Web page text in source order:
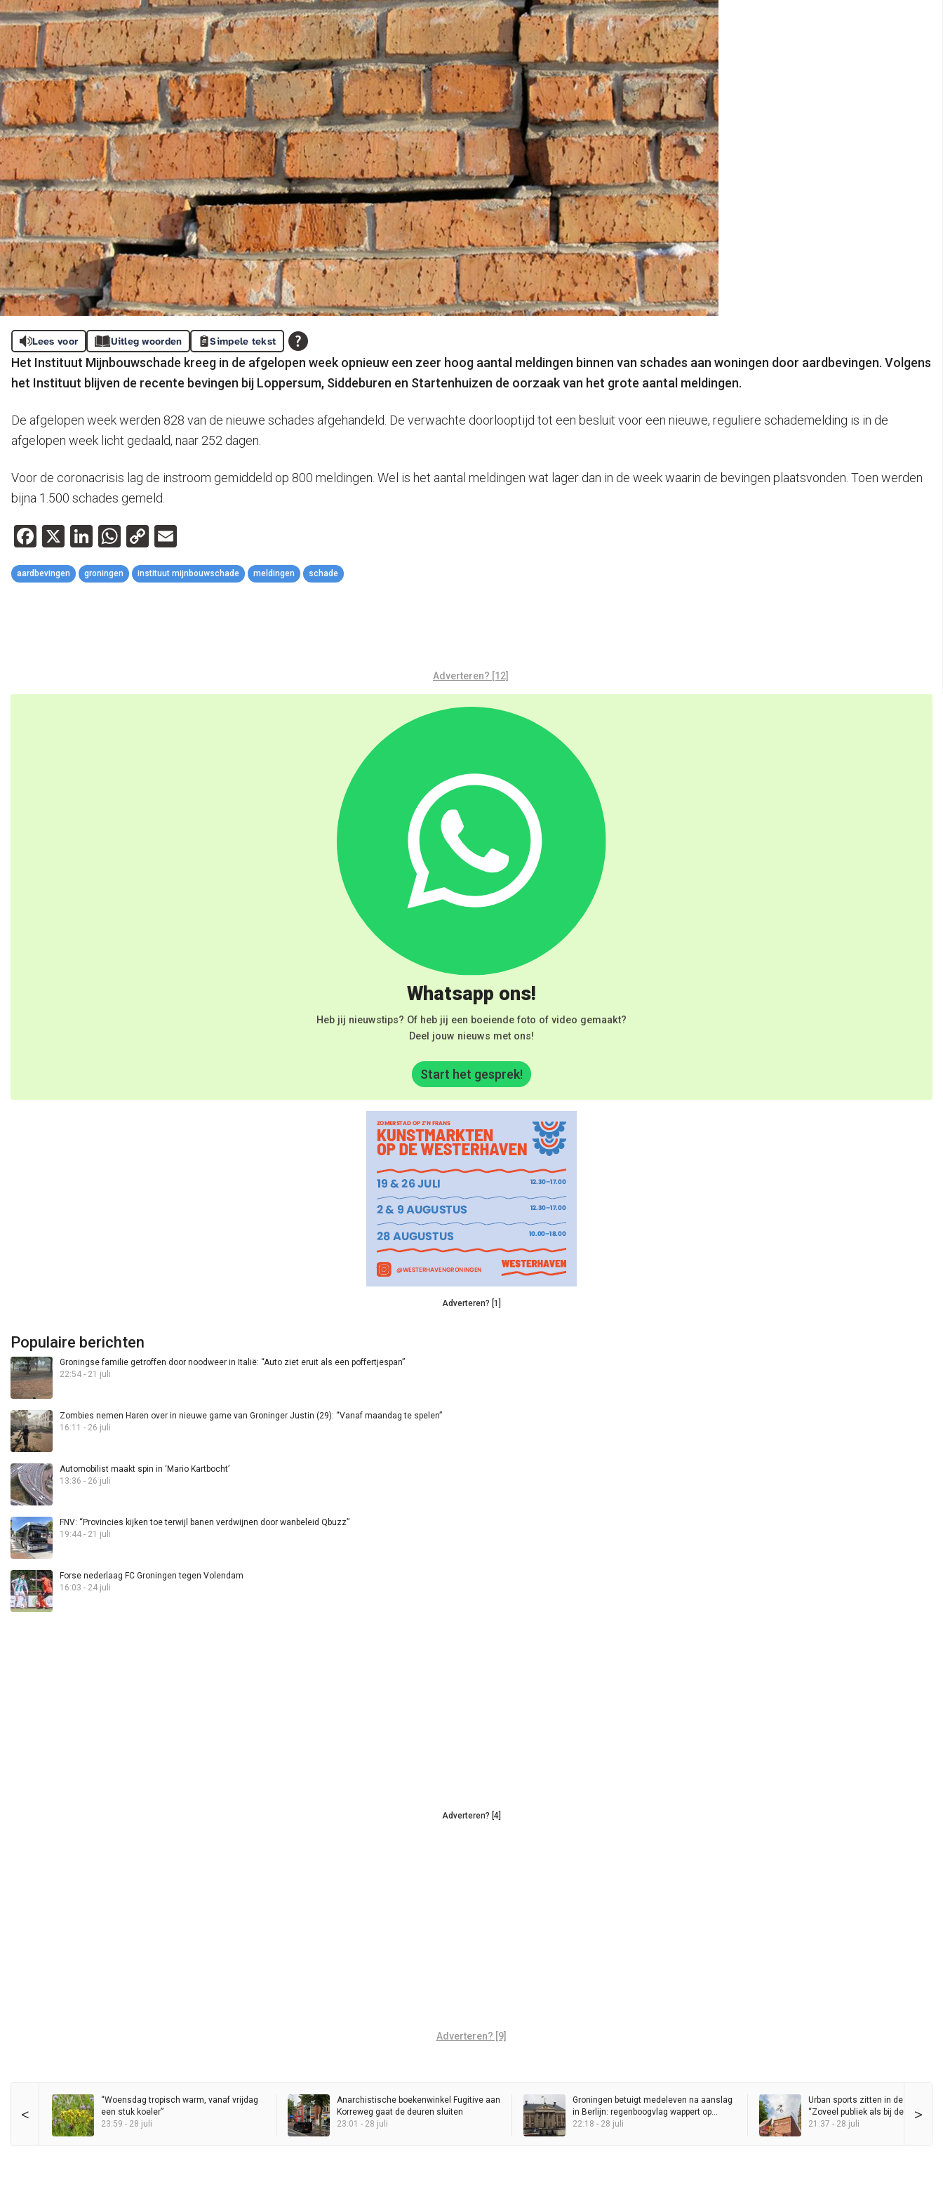
Lees voor Uitleg woorden Simpele tekst
Het Instituut Mijnbouwschade kreeg in de afgelopen week opnieuw een zeer hoog aantal meldingen binnen van schades aan woningen door aardbevingen. Volgens
het Instituut blijven de recente bevingen bij Loppersum, Siddeburen en Startenhuizen de oorzaak van het grote aantal meldingen.
De afgelopen week werden 828 van de nieuwe schades afgehandeld. De verwachte doorlooptijd tot een besluit voor een nieuwe, reguliere schademelding is in de
afgelopen week licht gedaald, naar 252 dagen.
Voor de coronacrisis lag de instroom gemiddeld op 800 meldingen. Wel is het aantal meldingen wat lager dan in de week waarin de bevingen plaatsvonden. Toen werden
bijna 1.500 schades gemeld.
Facebook
X LinkedIn
WhatsApp
Copy
Link
aardbevingen groningen instituut mijnbouwschade meldingen schade
Adverteren? [12]
Whatsapp ons!
Heb jij nieuwstips? Of heb jij een boeiende foto of video gemaakt?
Deel jouw nieuws met ons!
Start het gesprek!
Adverteren? [1]
Populaire berichten
Groningse familie getroffen door noodweer in Italië: “Auto ziet eruit als een poffertjespan”
22:54 - 21 juli
Zombies nemen Haren over in nieuwe game van Groninger Justin (29): “Vanaf maandag te spelen”
16:11 - 26 juli
Automobilist maakt spin in ‘Mario Kartbocht’
13:36 - 26 juli
FNV: “Provincies kijken toe terwijl banen verdwijnen door wanbeleid Qbuzz”
19:44 - 21 juli
Forse nederlaag FC Groningen tegen Volendam
16:03 - 24 juli
Adverteren? [4]
Adverteren? [9]
< >
“Woensdag tropisch warm, vanaf vrijdag
een stuk koeler”
23:59 - 28 juli
Anarchistische boekenwinkel Fugitive aan
Korreweg gaat de deuren sluiten
23:01 - 28 juli
Groningen betuigt medeleven na aanslag
in Berlijn: regenboogvlag wappert op
Stadhuis
22:18 - 28 juli
Urban sports zitten in de lift in
“Zoveel publiek als bij de Red Bull
Ride heb ik nog nooit op de Grote
21:37 - 28 juli